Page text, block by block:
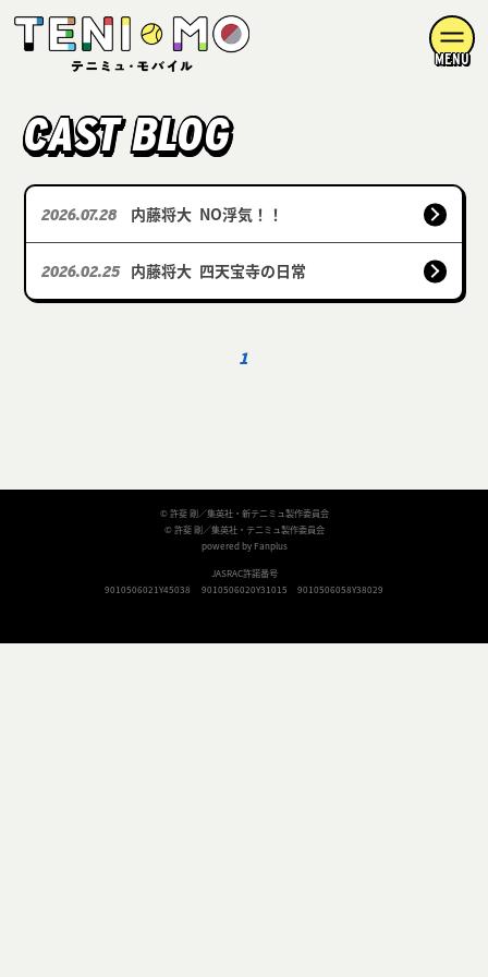
MENU
CAST BLOG
2026.07.28 内藤将大 NO浮気！！
2026.02.25 内藤将大 四天宝寺の日常
1
© 許斐 剛／集英社・新テニミュ製作委員会
© 許斐 剛／集英社・テニミュ製作委員会
powered by Fanplus
JASRAC許諾番号
9010506021Y45038
9010506020Y31015 9010506058Y38029